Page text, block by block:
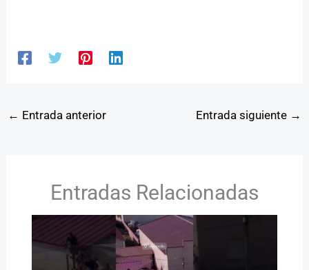
← Entrada anterior Entrada siguiente →
Entradas Relacionadas